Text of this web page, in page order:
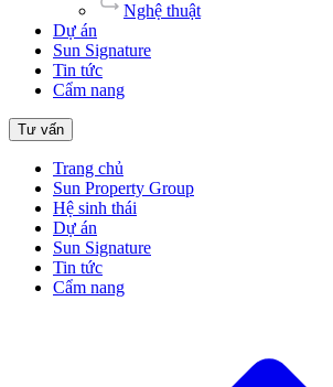
Nghệ thuật
Dự án
Sun Signature
Tin tức
Cẩm nang
Tư vấn
Trang chủ
Sun Property Group
Hệ sinh thái
Dự án
Sun Signature
Tin tức
Cẩm nang